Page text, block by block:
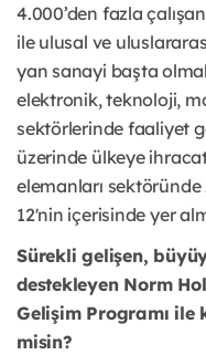
4.000’den fazla
ile ulusal ve
yan sanayi başta
elektronik, teknoloji,
sektörlerinde faaliyet
üzerinde ülkeye
elemanları
12'nin içerisinde yer
Sürekli gelişen,
destekleyen Norm
Gelişim Programı
misin?